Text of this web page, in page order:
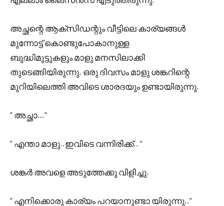
അച്ഛന്റെ ആക്‌സിഡന്റും വീട്ടിലെ കാര്യങ്ങൾ
മുന്നോട്ട് കൊണ്ടുപോകാനുള്ള
ബുദ്ധിമുട്ടുകളും മാളു മനസിലാക്കി
തുടെങ്ങിയിരുന്നു. ഒരു ദിവസം മാളു ശങ്കറിന്റെ
മുറിയിലെത്തി അവിടെ ശാരദയും ഉണ്ടായിരുന്നു.
” അച്ഛാ…”
” എന്താ മാളു..ഇവിടെ വന്നിരിക്ക്.. “
ശങ്കർ അവളെ അടുത്തേക്കു വിളിച്ചു.
” എനിക്കൊരു കാര്യം പറയാനുണ്ടാ യിരുന്നു..”